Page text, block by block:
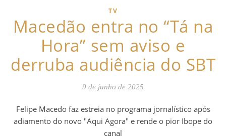
TV
Macedão entra no “Tá na
Hora” sem aviso e
derruba audiência do SBT
9 de junho de 2025
Felipe Macedo faz estreia no programa jornalístico após
adiamento do novo "Aqui Agora" e rende o pior Ibope do
canal